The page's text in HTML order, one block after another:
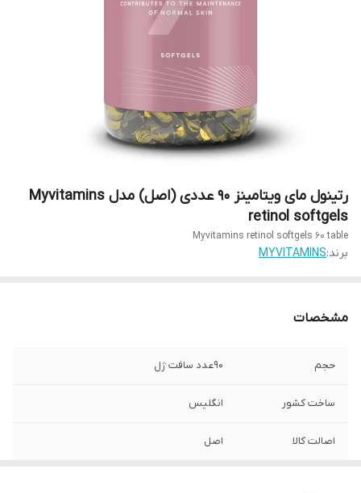
رتینول مای ویتامینز ۹۰ عددی (اصل) مدل Myvitamins
retinol softgels
Myvitamins retinol softgels ۶۰ table
برند:MYVITAMINS
مشخصات
حجم 90عدد سافت ژل
ساخت کشور انگلیس
اصالت کالا اصل